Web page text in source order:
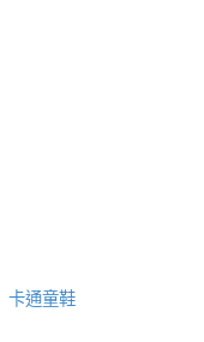
卡通童鞋